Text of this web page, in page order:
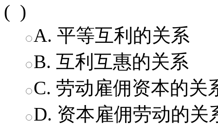
( )
A. 平等互利的关系
B. 互利互惠的关系
C. 劳动雇佣资本的关
D. 资本雇佣劳动的关